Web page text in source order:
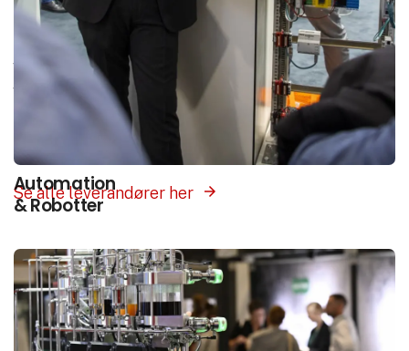
Interesse­områder
Vores platform samler hele branchen ét sted.
Vælg det interesseområde som matcher det du
søger, og få præsenteret leverandører med
produkter og løsninger inden for dette felt.
Se alle leverandører her
Automation
& Robotter